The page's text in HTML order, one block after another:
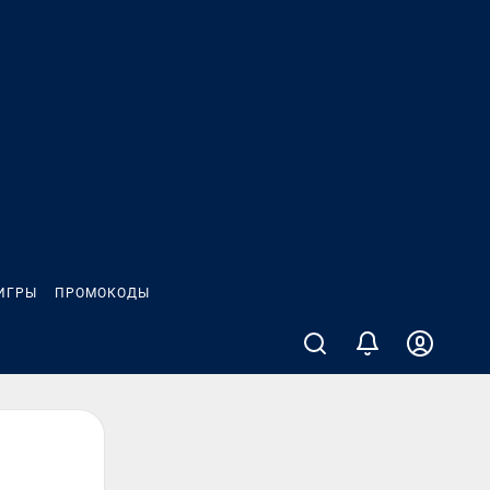
ПРОМОКОДЫ